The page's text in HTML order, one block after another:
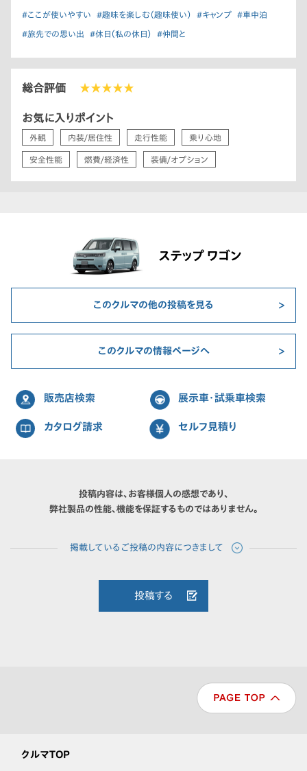
#ここが使いやすい #趣味を楽しむ（趣味使い） #キャンプ #車中泊
#旅先での思い出 #休日（私の休日） #仲間と
総合評価 ★★★★★
お気に入りポイント
外観 内装/居住性 走行性能 乗り心地
安全性能 燃費/経済性 装備/オプション
ステップ ワゴン
このクルマの他の投稿を見る
このクルマの情報ページへ
販売店検索 展示車・試乗車検索
カタログ請求 セルフ見積り
投稿内容は、お客様個人の感想であり、
弊社製品の性能、機能を保証するものではありません。
投稿する
クルマTOP